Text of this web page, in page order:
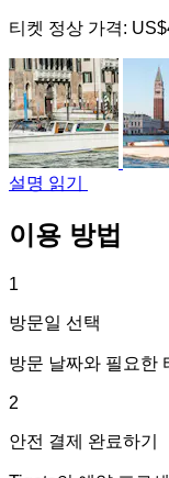
티켓 정상 가격:
설명 읽기
이용 방법
1
방문일 선택
방문 날짜와 필요한
2
안전 결제 완료하기